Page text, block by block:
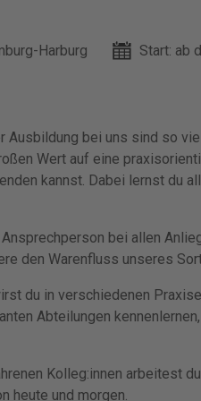
Harburg Start: ab
Ausbildung bei uns sind so
Wert auf eine
kannst. Dabei lernst du
bei allen
den Warenfluss unseres
du in verschiedenen
Abteilungen
Kolleg:innen arbeitest
heute und morgen.